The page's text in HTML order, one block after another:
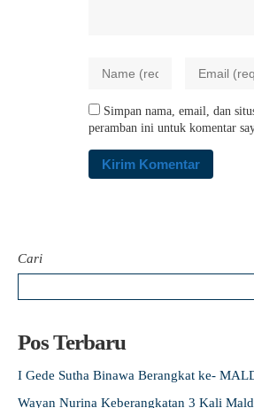
Simpan nama, email, dan
peramban ini untuk komentar
Cari
Pos Terbaru
I Gede Sutha Binawa Berangkat ke-
Wayan Nurina Keberangkatan 3 Kali